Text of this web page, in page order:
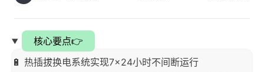
核心要点👉
🔋 热插拔换电系统实现7×24小时不间断运行